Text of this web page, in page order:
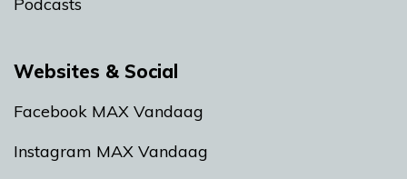
Websites & Social
Facebook MAX Vandaag
Instagram MAX Vandaag